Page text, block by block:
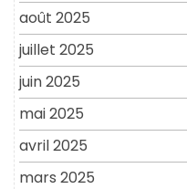
août 2025
juillet 2025
juin 2025
mai 2025
avril 2025
mars 2025